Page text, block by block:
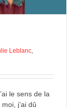
Leblanc
le sens de la
j’ai dû